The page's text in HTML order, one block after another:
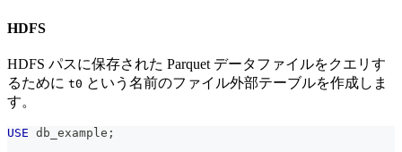
HDFS
HDFS パスに保存された Parquet データファイルをクエリす
るために t0 という名前のファイル外部テーブルを作成しま
す。
USE db_example ;